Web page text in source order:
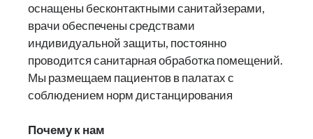
оснащены бесконтактными санитайзерами,
врачи обеспечены средствами
индивидуальной защиты, постоянно
проводится санитарная обработка помещений.
Мы размещаем пациентов в палатах с
соблюдением норм дистанцирования
Почему к нам